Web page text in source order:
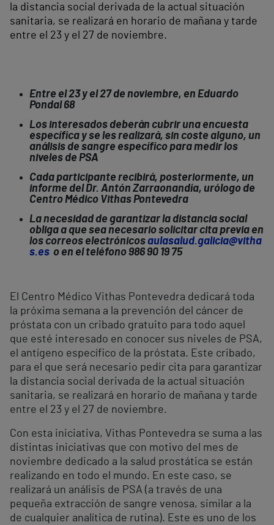
la distancia social derivada de la actual situación
sanitaria, se realizará en horario de mañana y tarde
entre el 23 y el 27 de noviembre.
Entre el 23 y el 27 de noviembre, en Eduardo
Pondal 68
Los interesados deberán cubrir una encuesta
específica y se les realizará, sin coste alguno, un
análisis de sangre específico para medir los
niveles de PSA
Cada participante recibirá, posteriormente, un
informe del Dr. Antón Zarraonandía, urólogo de
Centro Médico Vithas Pontevedra
La necesidad de garantizar la distancia social
obliga a que sea necesario solicitar cita previa en
los correos electrónicos aulasalud.galicia@vitha
s.es o en el teléfono 986 90 19 75
El Centro Médico Vithas Pontevedra dedicará toda
la próxima semana a la prevención del cáncer de
próstata con un cribado gratuito para todo aquel
que esté interesado en conocer sus niveles de PSA,
el antígeno específico de la próstata. Este cribado,
para el que será necesario pedir cita para garantizar
la distancia social derivada de la actual situación
sanitaria, se realizará en horario de mañana y tarde
entre el 23 y el 27 de noviembre.
Con esta iniciativa, Vithas Pontevedra se suma a las
distintas iniciativas que con motivo del mes de
noviembre dedicado a la salud prostática se están
realizando en todo el mundo. En este caso, se
realizará un análisis de PSA (a través de una
pequeña extracción de sangre venosa, similar a la
de cualquier analítica de rutina). Este es uno de los